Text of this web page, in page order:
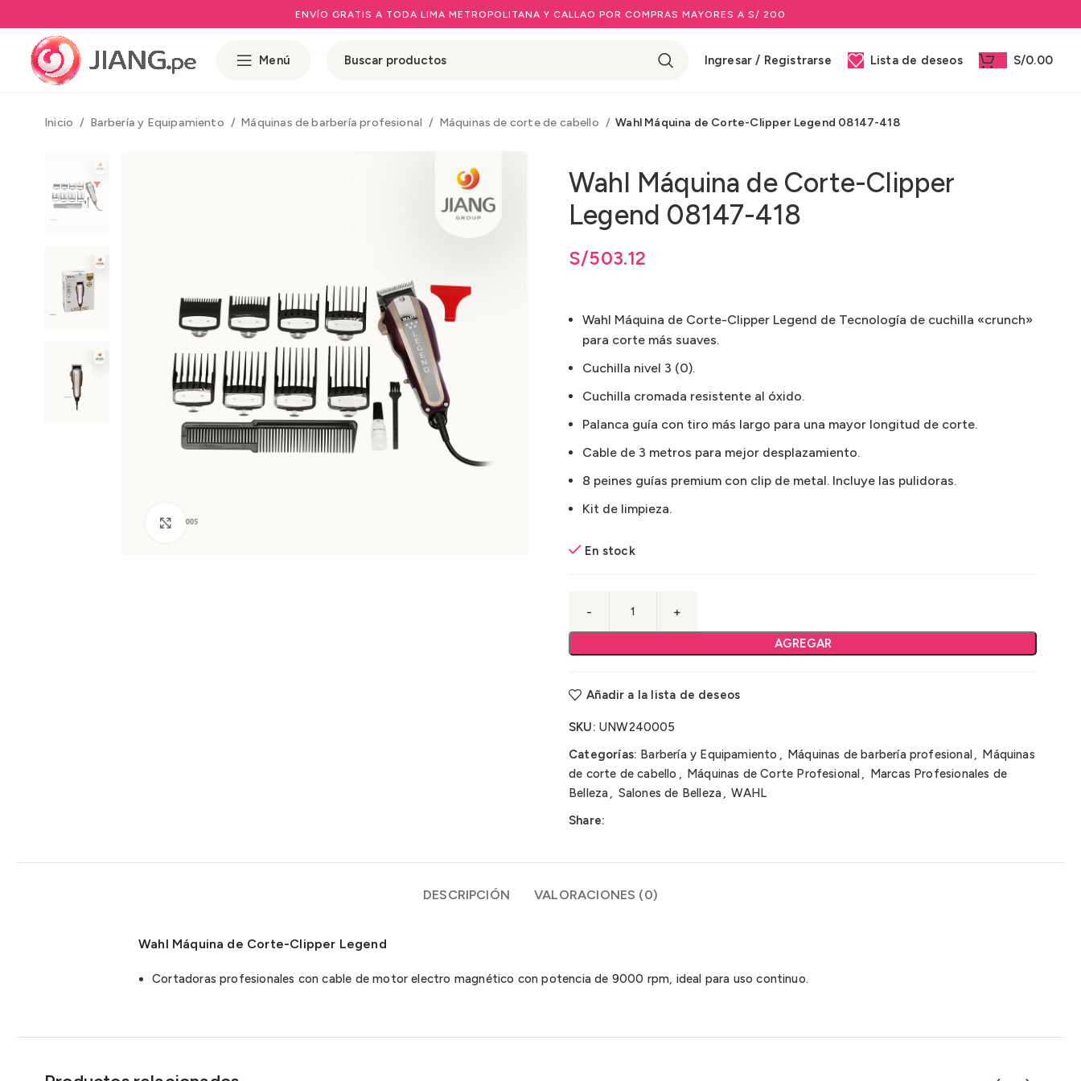
ENVÍO GRATIS A TODA LIMA METROPOLITANA Y CALLAO POR COMPRAS MAYORES A S/ 200
Menú Ingresar / Registrarse Lista de deseos S/0.00
Inicio Barbería y Equipamiento Máquinas de barbería profesional Máquinas de corte de cabello Wahl Máquina de Corte-Clipper Legend 08147-418
Clic para ampliar
Wahl Máquina de Corte-Clipper
Legend 08147-418
S/503.12
Wahl Máquina de Corte-Clipper Legend de Tecnología de cuchilla «crunch»
para corte más suaves.
Cuchilla nivel 3 (0).
Cuchilla cromada resistente al óxido.
Palanca guía con tiro más largo para una mayor longitud de corte.
Cable de 3 metros para mejor desplazamiento.
8 peines guías premium con clip de metal. Incluye las pulidoras.
Kit de limpieza.
En stock
AGREGAR
Añadir a la lista de deseos
SKU: UNW240005
Categorías: Barbería y Equipamiento , Máquinas de barbería profesional, Máquinas
de corte de cabello , Máquinas de Corte Profesional, Marcas Profesionales de
Belleza, Salones de Belleza, WAHL
Share:
DESCRIPCIÓN VALORACIONES (0)
Wahl Máquina de Corte-Clipper Legend
Cortadoras profesionales con cable de motor electro magnético con potencia de 9000 rpm, ideal para uso continuo.